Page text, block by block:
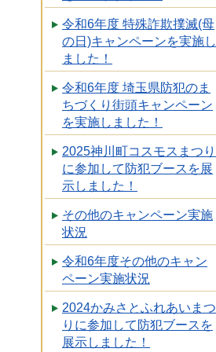
令和6年度 特殊詐欺撲滅(母
の日)キャンペーンを実施し
ました！
令和6年度 埼玉県防犯のま
ちづくり街頭キャンペーン
を実施しました！
2025神川町コスモスまつり
に参加して防犯ブースを展
示しました！
その他のキャンペーン実施
状況
令和6年度その他のキャン
ペーン実施状況
2024かみさとふれあいまつ
りに参加して防犯ブースを
展示しました！